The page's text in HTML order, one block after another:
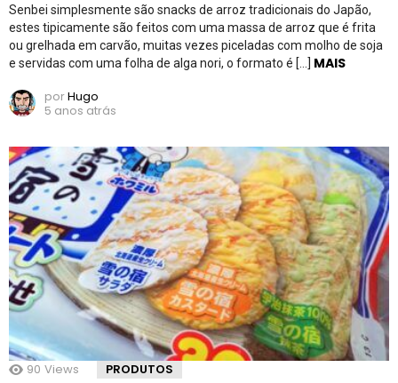
Senbei simplesmente são snacks de arroz tradicionais do Japão,
estes tipicamente são feitos com uma massa de arroz que é frita
ou grelhada em carvão, muitas vezes piceladas com molho de soja
e servidas com uma folha de alga nori, o formato é […] MAIS
porHugo
5 anos atrás
90 Views PRODUTOS